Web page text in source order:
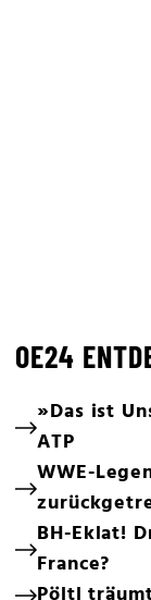
OE24
»Das ist
ATP
WWE-
BH-Eklat!
France?